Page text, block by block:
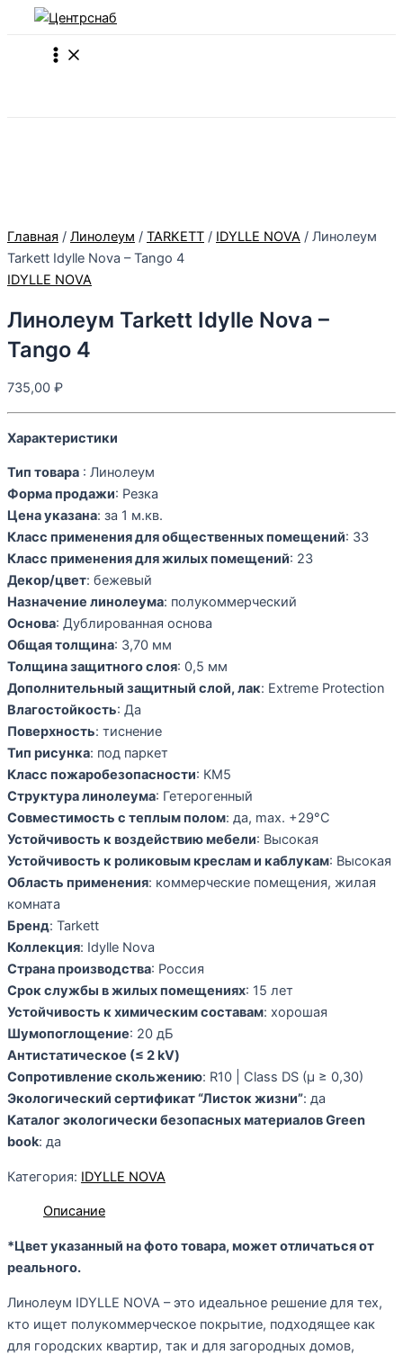
Перейти
содержимому
Main
Menu
Главная / Линолеум / TARKETT / IDYLLE NOVA / Линолеум
Tarkett Idylle Nova – Tango 4
IDYLLE NOVA
Линолеум Tarkett Idylle Nova –
Tango 4
735,00 ₽
Характеристики
Тип товара : Линолеум
Форма продажи: Резка
Цена указана: за 1 м.кв.
Класс применения для общественных помещений: 33
Класс применения для жилых помещений: 23
Декор/цвет: бежевый
Назначение линолеума: полукоммерческий
Основа: Дублированная основа
Общая толщина: 3,70 мм
Толщина защитного слоя: 0,5 мм
Дополнительный защитный слой, лак: Extreme Protection
Влагостойкость: Да
Поверхность: тиснение
Тип рисунка: под паркет
Класс пожаробезопасности: КМ5
Структура линолеума: Гетерогенный
Совместимость с теплым полом: да, max. +29°С
Устойчивость к воздействию мебели: Высокая
Устойчивость к роликовым креслам и каблукам: Высокая
Область применения: коммерческие помещения, жилая
комната
Бренд: Tarkett
Коллекция: Idylle Nova
Страна производства: Россия
Срок службы в жилых помещениях: 15 лет
Устойчивость к химическим составам: хорошая
Шумопоглощение: 20 дБ
Антистатическое (≤ 2 kV)
Сопротивление скольжению: R10 | Class DS (µ ≥ 0,30)
Экологический сертификат “Листок жизни”: да
Каталог экологически безопасных материалов Green
book: да
Категория: IDYLLE NOVA
Описание
*Цвет указанный на фото товара, может отличаться от
реального.
Линолеум IDYLLE NOVA – это идеальное решение для тех,
кто ищет полукоммерческое покрытие, подходящее как
для городских квартир, так и для загородных домов,